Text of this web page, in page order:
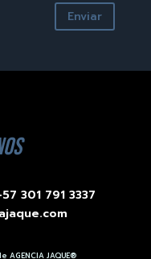
Enviar
301 791 3337
JAQUE®